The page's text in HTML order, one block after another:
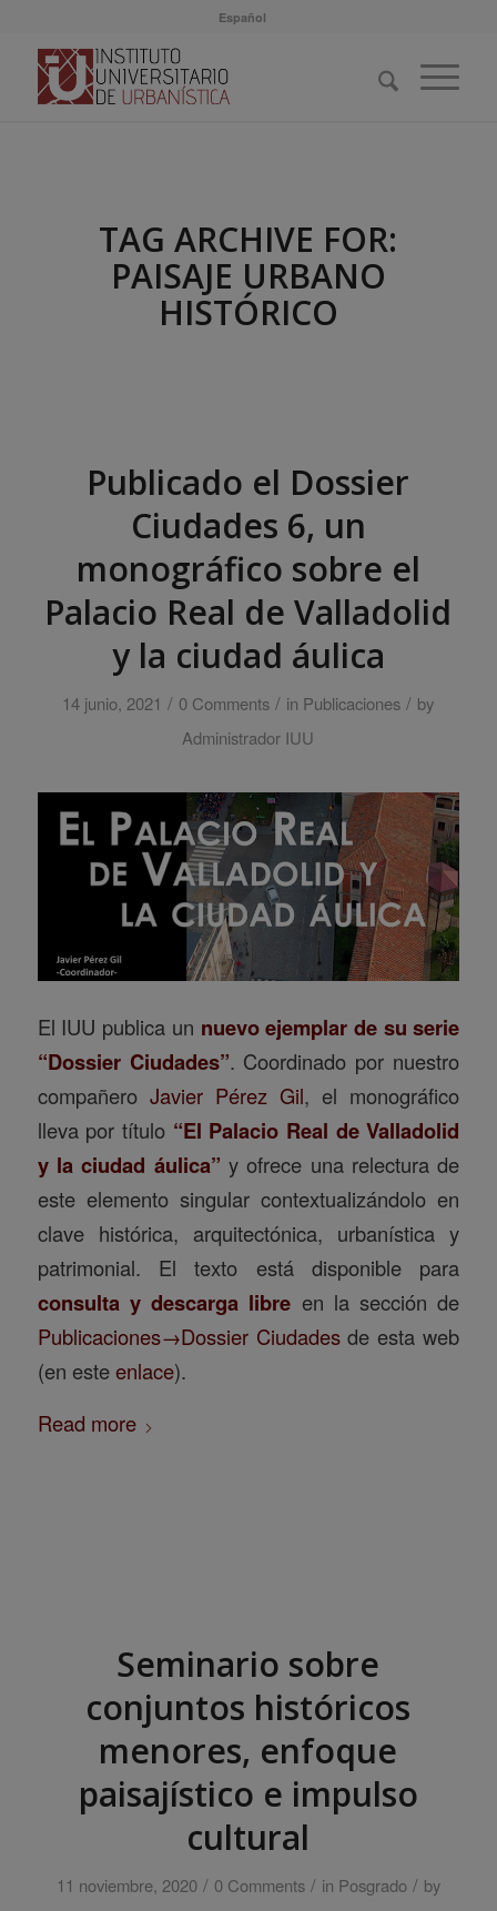
Español
TAG ARCHIVE FOR:
PAISAJE URBANO
HISTÓRICO
Publicado el Dossier
Ciudades 6, un
monográfico sobre el
Palacio Real de Valladolid
y la ciudad áulica
14 junio, 2021 / 0 Comments / in Publicaciones / by
Administrador IUU
El IUU publica un nuevo ejemplar de su serie
“Dossier Ciudades”. Coordinado por nuestro
compañero Javier Pérez Gil, el monográfico
lleva por título “El Palacio Real de Valladolid
y la ciudad áulica” y ofrece una relectura de
este elemento singular contextualizándolo en
clave histórica, arquitectónica, urbanística y
patrimonial. El texto está disponible para
consulta y descarga libre en la sección de
Publicaciones→Dossier Ciudadesde esta web
(en esteenlace).
Read more
Seminario sobre
conjuntos históricos
menores, enfoque
paisajístico e impulso
cultural
11 noviembre, 2020 / 0 Comments / in Posgrado / by